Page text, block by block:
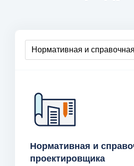
Нормативная и
проектировщика